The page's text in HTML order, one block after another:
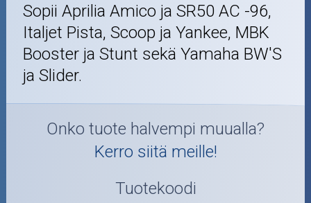
Ajovarusteet
Nastarenkaat
Renkaat ja vanteet
Öljyt ja kemikaalit
Sopii Aprilia Amico ja SR50 AC -96,
Italjet Pista, Scoop ja Yankee, MBK
Booster ja Stunt sekä Yamaha BW'S
ja Slider.
Onko tuote halvempi muualla?
Kerro siitä meille!
Tuotekoodi